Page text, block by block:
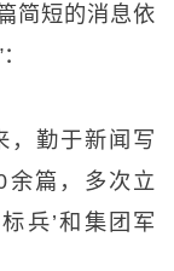
简短的消息依
，勤于新闻写
余篇，多次立
兵’和集团军